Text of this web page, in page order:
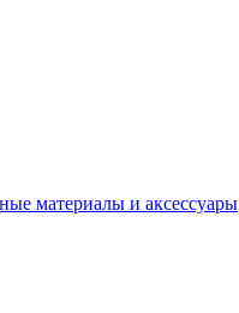
материалы и аксессуары